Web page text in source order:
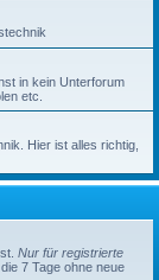
in kein Unterforum
etc.
Hier ist alles richtig,
Nur für registrierte
7 Tage ohne neue